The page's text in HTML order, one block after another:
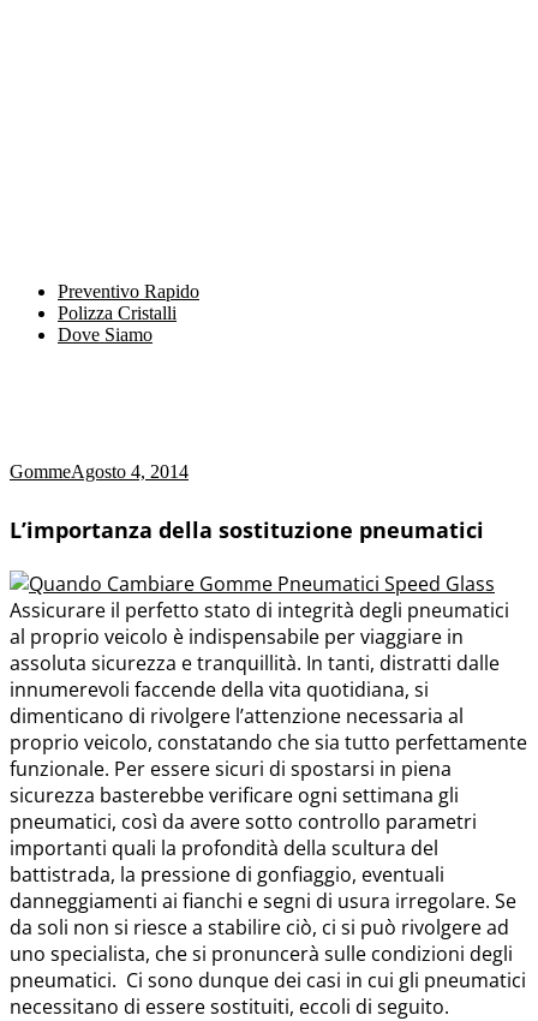
Preventivo Rapido
Polizza Cristalli
Dove Siamo
GommeAgosto 4, 2014
L’importanza della sostituzione pneumatici
Assicurare il perfetto stato di integrità degli pneumatici
al proprio veicolo è indispensabile per viaggiare in
assoluta sicurezza e tranquillità. In tanti, distratti dalle
innumerevoli faccende della vita quotidiana, si
dimenticano di rivolgere l’attenzione necessaria al
proprio veicolo, constatando che sia tutto perfettamente
funzionale. Per essere sicuri di spostarsi in piena
sicurezza basterebbe verificare ogni settimana gli
pneumatici, così da avere sotto controllo parametri
importanti quali la profondità della scultura del
battistrada, la pressione di gonfiaggio, eventuali
danneggiamenti ai fianchi e segni di usura irregolare. Se
da soli non si riesce a stabilire ciò, ci si può rivolgere ad
uno specialista, che si pronuncerà sulle condizioni degli
pneumatici. Ci sono dunque dei casi in cui gli pneumatici
necessitano di essere sostituiti, eccoli di seguito.